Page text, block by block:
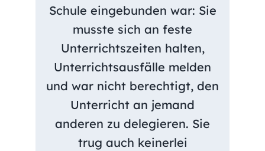
Schule eingebunden war: Sie
musste sich an feste
Unterrichtszeiten halten,
Unterrichtsausfälle melden
und war nicht berechtigt, den
Unterricht an jemand
anderen zu delegieren. Sie
trug auch keinerlei